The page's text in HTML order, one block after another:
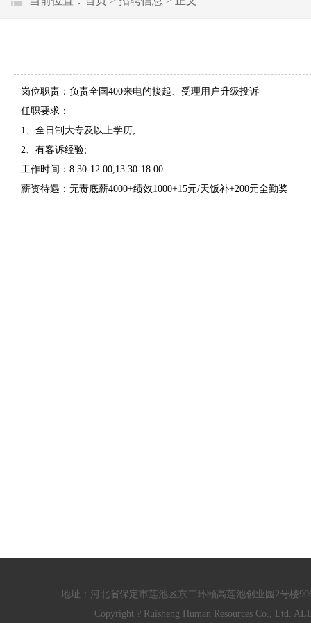
岗位职责：负责全国400来电的接起、受理用户升级投诉
任职要求：
1、全日制大专及以上学历;
2、有客诉经验;
工作时间：8:30-12:00,13:30-18:00
薪资待遇：无责底薪4000+绩效1000+15元/天饭补+200元全勤奖
地址：河北省保定市莲池区东二环颐高莲池创业园2号楼
Copyright ? Ruisheng Human Resources Co., Ltd.